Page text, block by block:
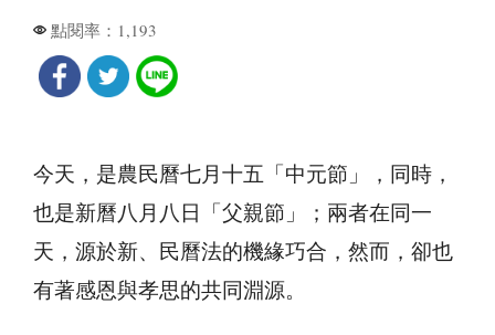
點閱率： 1,193
今天，是農民曆七月十五「中元節」，同時，
也是新曆八月八日「父親節」；兩者在同一
天，源於新、民曆法的機緣巧合，然而，卻也
有著感恩與孝思的共同淵源。